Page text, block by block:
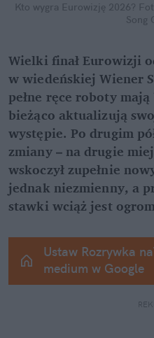
Kto wygra Eurowizję 2026?
Song
Wielki finał Eurowizji
w wiedeńskiej Wiener
pełne ręce roboty
bieżąco aktualizują
występie. Po drugim
zmiany – na drugie
wskoczył zupełnie
jednak niezmienny, a
stawki wciąż jest
Ustaw Rozrywka
medium w Google